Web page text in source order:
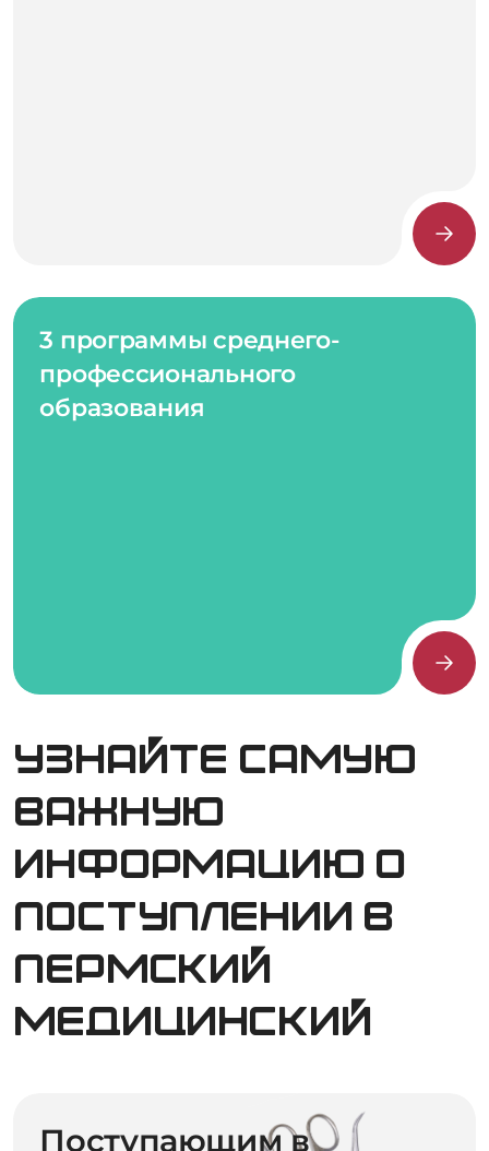
3 программы среднего-
профессионального
образования
Узнайте самую
важную
информацию о
поступлении в
Пермский
медицинский
Поступающим в